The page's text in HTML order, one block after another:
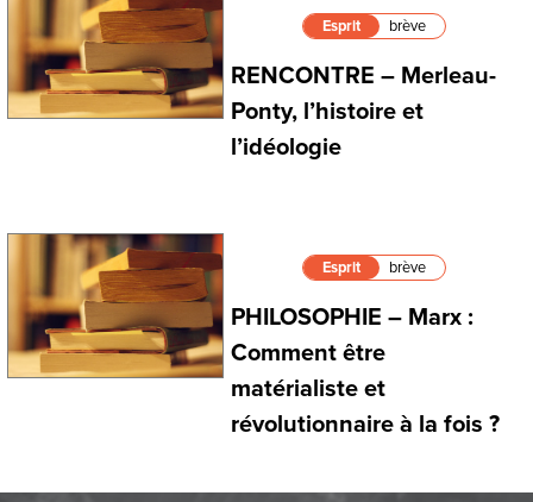
Esprit brève
RENCONTRE – Merleau-
Ponty, l’histoire et
l’idéologie
Esprit brève
PHILOSOPHIE – Marx :
Comment être
matérialiste et
révolutionnaire à la fois ?